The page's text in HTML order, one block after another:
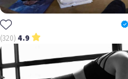
4.9
(320)